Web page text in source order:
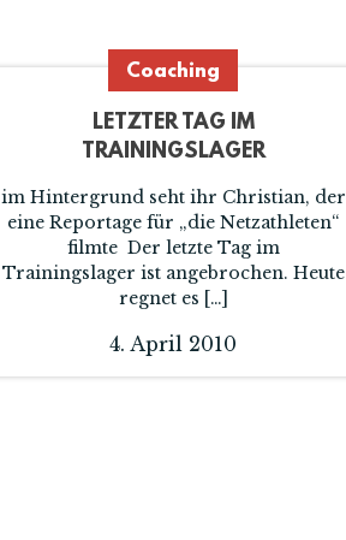
Coaching
LETZTER TAG IM
TRAININGSLAGER
im Hintergrund seht ihr Christian, der
eine Reportage für „die Netzathleten“
filmte Der letzte Tag im
Trainingslager ist angebrochen. Heute
regnet es […]
4. April 2010